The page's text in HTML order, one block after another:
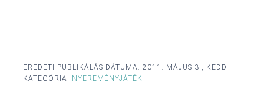
EREDETI PUBLIKÁLÁS DÁTUMA: 2011. MÁJUS 3., KEDD
KATEGÓRIA: NYEREMÉNYJÁTÉK